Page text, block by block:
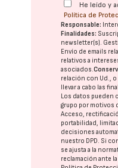
He leído y
Política de
Responsable:
Finalidades:
newsletter(s).
Envío de emails
relativos a
asociados.
relación con Ud., o
llevar a cabo las
Los datos pueden
grupo por motivos
Acceso,
portabilidad,
decisiones
nuestro DPD. Si
se ajusta a la
reclamación ante